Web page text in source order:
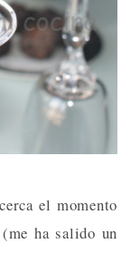
el momento
ha salido un